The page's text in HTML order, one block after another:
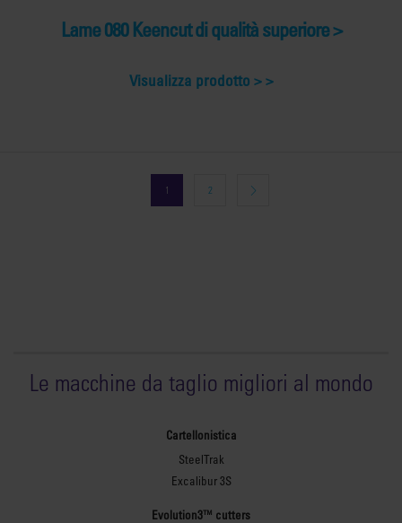
Lame 080 Keencut di qualità superiore >
Visualizza prodotto >
1 2
Le macchine da taglio migliori al mondo
Cartellonistica
SteelTrak
Excalibur 3S
Evolution3™ cutters